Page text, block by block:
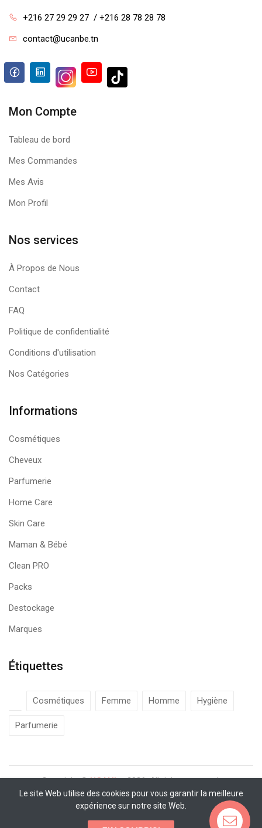
+216 27 29 29 27  / +216 28 78 28 78
contact@ucanbe.tn
Mon Compte
Tableau de bord
Mes Commandes
Mes Avis
Mon Profil
Nos services
À Propos de Nous
Contact
FAQ
Politique de confidentialité
Conditions d'utilisation
Nos Catégories
Informations
Cosmétiques
Cheveux
Parfumerie
Home Care
Skin Care
Maman & Bébé
Clean PRO
Packs
Destockage
Marques
Étiquettes
Cosmétiques Femme Homme Hygiène
Parfumerie
Copyright ©UCANbe2026. All rights reserved.
Le site Web utilise des cookies pour vous garantir la meilleure
expérience sur notre site Web.